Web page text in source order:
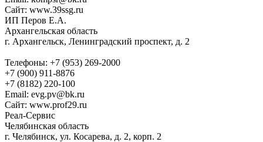
Сайт: www.39ssg.ru
ИП Перов Е.А.
Архангельская область
г. Архангельск, Ленинградский проспект, д. 2
Телефоны: +7 (953) 269-2000
+7 (900) 911-8876
+7 (8182) 220-100
Email: evg.pv@bk.ru
Сайт: www.prof29.ru
Реал-Сервис
Челябинская область
г. Челябинск, ул. Косарева, д. 2, корп. 2